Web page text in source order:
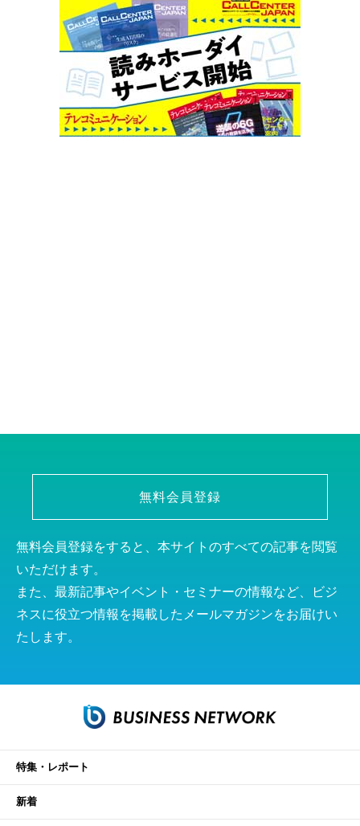
無料会員登録
無料会員登録をすると、本サイトのすべての記事を閲覧
いただけます。
また、最新記事やイベント・セミナーの情報など、ビジ
ネスに役立つ情報を掲載したメールマガジンをお届けい
たします。
特集・レポート
新着